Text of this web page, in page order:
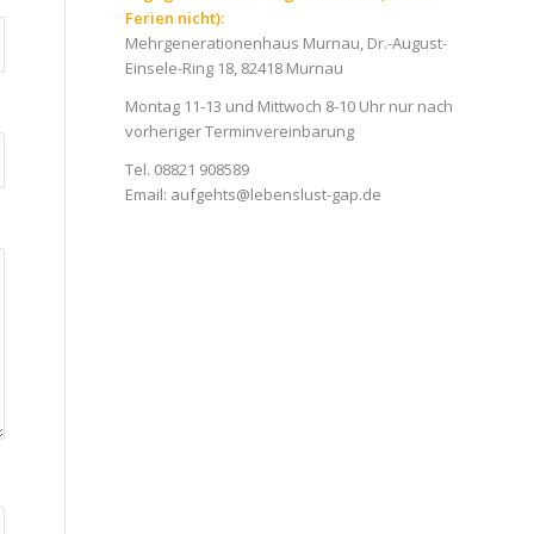
Ferien nicht):
Mehrgenerationenhaus Murnau, Dr.-August-
Einsele-Ring 18, 82418 Murnau
Montag 11-13 und Mittwoch 8-10 Uhr nur nach
vorheriger Terminvereinbarung
Tel. 08821 908589
Email: aufgehts@lebenslust-gap.de